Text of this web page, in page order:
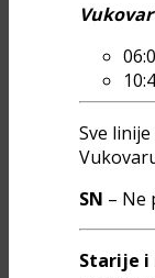
Sve
SN – Ne
Starije i